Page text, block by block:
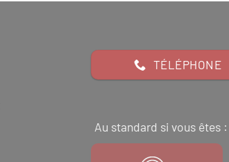
TÉLÉPHONE
Au standard si vous êtes :